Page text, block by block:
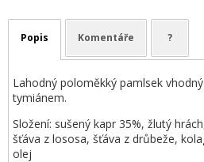
Popis Komentáře ?
Lahodný poloměkký pamlsek
tymiánem.
Složení: sušený kapr 35%, žlutý
šťáva z lososa, šťáva z drůbeže,
olej